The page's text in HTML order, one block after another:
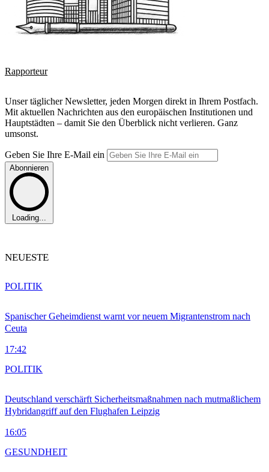
Rapporteur
Unser täglicher Newsletter, jeden Morgen direkt in Ihrem Postfach.
Mit aktuellen Nachrichten aus den europäischen Institutionen und
Hauptstädten – damit Sie den Überblick nicht verlieren. Ganz
umsonst.
Geben Sie Ihre E-Mail ein
Abonnieren
Loading...
NEUESTE
Spanischer Geheimdienst warnt vor neuem Migrantenstrom nach
Ceuta
17:42
POLITIK
Deutschland verschärft Sicherheitsmaßnahmen nach mutmaßlichem
Hybridangriff auf den Flughafen Leipzig
16:05
POLITIK
GESUNDHEIT